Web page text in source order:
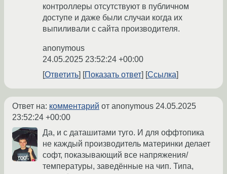
контроллеры отсутствуют в публичном
доступе и даже были случаи когда их
выпиливали с сайта производителя.
anonymous
24.05.2025 23:52:24 +00:00
Ответить
Показать ответ Ссылка
Ответ на: комментарий от anonymous 24.05.2025
23:52:24 +00:00
Да, и с даташитами туго. И для оффтопика
не каждый производитель материнки делает
софт, показывающий все напряжения/
температуры, заведённые на чип. Типа,